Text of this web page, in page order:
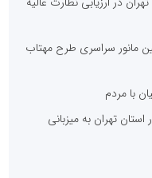
مانور سراسری طرح مهتاب
با مردم
تهران به میزبانی